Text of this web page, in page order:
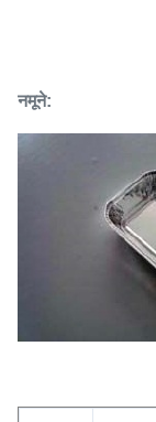
नमूने: